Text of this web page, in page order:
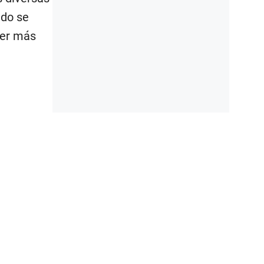
se
más